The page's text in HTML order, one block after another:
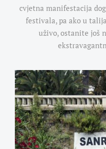
cvjetna manifestacija
festivala, pa ako u
uživo, ostanite još